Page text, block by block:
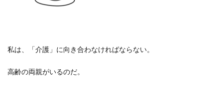
私は、「介護」に向き合わなければならない。
高齢の両親がいるのだ。